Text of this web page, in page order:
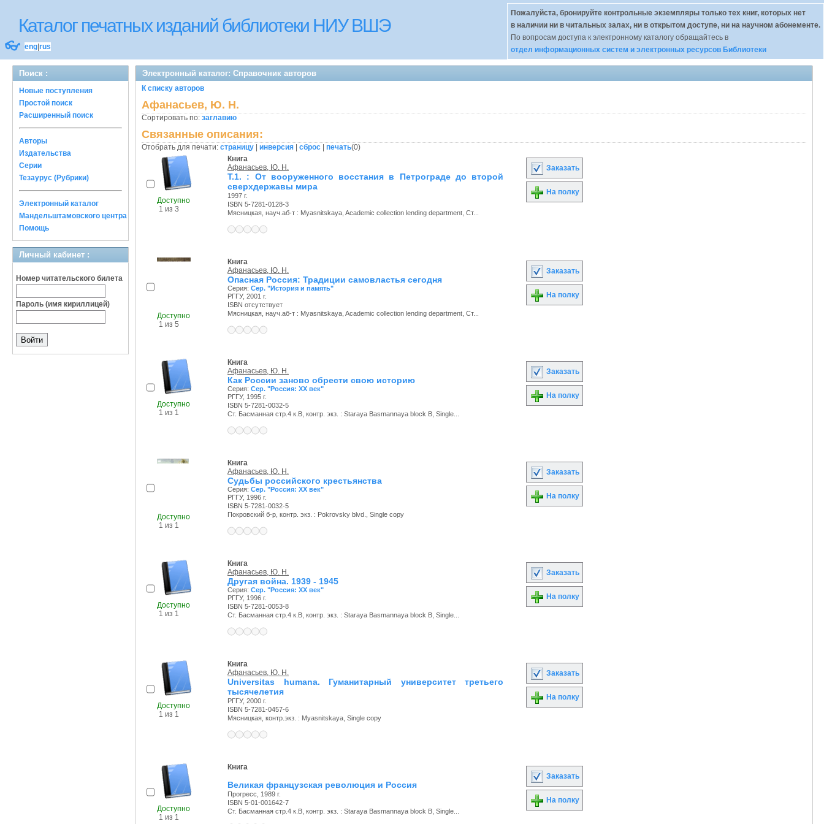
Каталог печатных изданий библиотеки НИУ ВШЭ
👓 eng rus
Пожалуйста, бронируйте контрольные экземпляры только тех книг, которых нет
в наличии ни в читальных залах, ни в открытом доступе, ни на научном абонементе.
По вопросам доступа к электронному каталогу обращайтесь в
отдел информационных систем и электронных ресурсов Библиотеки
Поиск :
Новые поступления
Простой поиск
Расширенный поиск
Авторы
Издательства
Серии
Тезаурус (Рубрики)
Электронный каталог
Мандельштамовского центра
Помощь
Личный кабинет :
Номер читательского билета
Пароль (имя кириллицей)
Электронный каталог: Справочник авторов
К списку авторов
Афанасьев, Ю. Н.
Сортировать по: заглавию
Связанные описания:
Отобрать для печати: страницу инверсия сброс печать(0)
Доступно
1 из 3
Книга
Афанасьев, Ю. Н.
Т.1. : От вооруженного восстания в Петрограде до второй
сверхдержавы мира
1997 г.
ISBN 5-7281-0128-3
Мясницкая, науч.аб-т : Myasnitskaya, Academic collection lending department, Ст...
Заказать
На полку
Доступно
1 из 5
Книга
Афанасьев, Ю. Н.
Опасная Россия: Традиции самовластья сегодня
Серия: Сер. "История и память"
РГГУ, 2001 г.
ISBN отсутствует
Мясницкая, науч.аб-т : Myasnitskaya, Academic collection lending department, Ст...
Заказать
На полку
Доступно
1 из 1
Книга
Афанасьев, Ю. Н.
Как России заново обрести свою историю
Серия: Сер. "Россия: ХХ век"
РГГУ, 1995 г.
ISBN 5-7281-0032-5
Ст. Басманная стр.4 к.В, контр. экз. : Staraya Basmannaya block B, Single...
Заказать
На полку
Доступно
1 из 1
Книга
Афанасьев, Ю. Н.
Судьбы российского крестьянства
Серия: Сер. "Россия: ХХ век"
РГГУ, 1996 г.
ISBN 5-7281-0032-5
Покровский б-р, контр. экз. : Pokrovsky blvd., Single copy
Заказать
На полку
Доступно
1 из 1
Книга
Афанасьев, Ю. Н.
Другая война. 1939 - 1945
Серия: Сер. "Россия: ХХ век"
РГГУ, 1996 г.
ISBN 5-7281-0053-8
Ст. Басманная стр.4 к.В, контр. экз. : Staraya Basmannaya block B, Single...
Заказать
На полку
Доступно
1 из 1
Книга
Афанасьев, Ю. Н.
Universitas humana. Гуманитарный университет третьего
тысячелетия
РГГУ, 2000 г.
ISBN 5-7281-0457-6
Мясницкая, контр.экз. : Myasnitskaya, Single copy
Заказать
На полку
Доступно
1 из 1
Книга
Великая французская революция и Россия
Прогресс, 1989 г.
ISBN 5-01-001642-7
Ст. Басманная стр.4 к.В, контр. экз. : Staraya Basmannaya block B, Single...
Заказать
На полку